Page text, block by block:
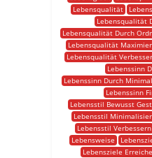
Lebensqualität
Lebensqualität
Lebensqualität Durch
Lebensqualität
Lebensqualität
Lebenssinn
Lebenssinn Durch
Lebenssinn
Lebensstil Bewusst
Lebensstil
Lebensstil Verbessern
Lebensweise
Lebensziele